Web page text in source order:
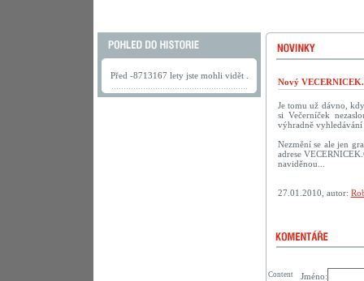
Před -8713167 lety jste mohli vidět .
Nový
Je tomu už dávno,
si Večerníček
výhradně
Nezmění se ale jen
adrese
naviděnou...
27.01.2010, autor:
Jméno:
Content